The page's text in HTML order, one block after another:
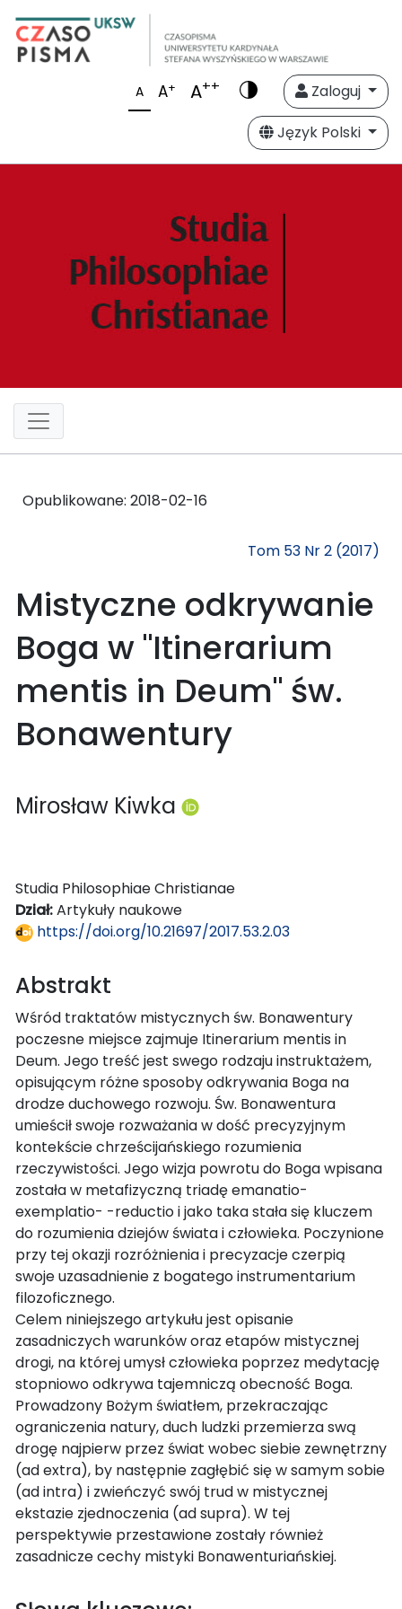
A A+ A++
Zaloguj
Język Polski
Opublikowane: 2018-02-16
Tom 53 Nr 2 (2017)
Mistyczne odkrywanie
Boga w "Itinerarium
mentis in Deum" św.
Bonawentury
Mirosław Kiwka
Studia Philosophiae Christianae
Dział:Artykuły naukowe
https://doi.org/10.21697/2017.53.2.03
Abstrakt
Wśród traktatów mistycznych św. Bonawentury
poczesne miejsce zajmuje Itinerarium mentis in
Deum. Jego treść jest swego rodzaju instruktażem,
opisującym różne sposoby odkrywania Boga na
drodze duchowego rozwoju. Św. Bonawentura
umieścił swoje rozważania w dość precyzyjnym
kontekście chrześcijańskiego rozumienia
rzeczywistości. Jego wizja powrotu do Boga wpisana
została w metafizyczną triadę emanatio-
exemplatio- -reductio i jako taka stała się kluczem
do rozumienia dziejów świata i człowieka. Poczynione
przy tej okazji rozróżnienia i precyzacje czerpią
swoje uzasadnienie z bogatego instrumentarium
filozoficznego.
Celem niniejszego artykułu jest opisanie
zasadniczych warunków oraz etapów mistycznej
drogi, na której umysł człowieka poprzez medytację
stopniowo odkrywa tajemniczą obecność Boga.
Prowadzony Bożym światłem, przekraczając
ograniczenia natury, duch ludzki przemierza swą
drogę najpierw przez świat wobec siebie zewnętrzny
(ad extra), by następnie zagłębić się w samym sobie
(ad intra) i zwieńczyć swój trud w mistycznej
ekstazie zjednoczenia (ad supra). W tej
perspektywie przestawione zostały również
zasadnicze cechy mistyki Bonawenturiańskiej.